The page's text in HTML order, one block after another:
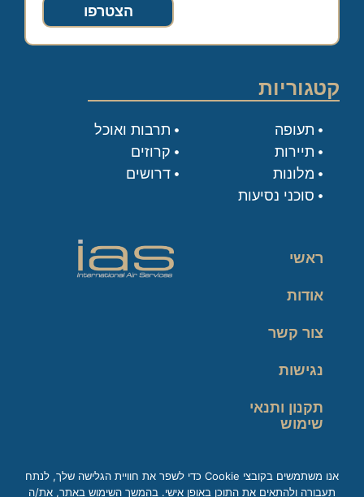
הצטרפו
קטגוריות
תעופה
תיירות
מלונות
סוכני נסיעות
תרבות ואוכל
קרוזים
דרושים
ראשי
אודות
צור קשר
נגישות
תקנון ותנאי
שימוש
אנו משתמשים בקובצי Cookie כדי לשפר את חוויית הגלישה שלך, לנתח
תעבורה ולהתאים את התוכן באופן אישי. בהמשך השימוש באתר, את/ה